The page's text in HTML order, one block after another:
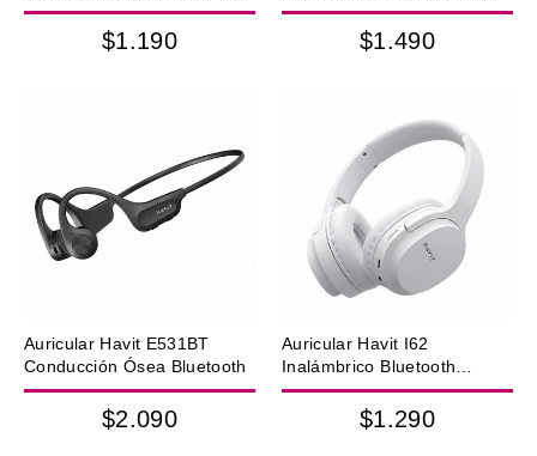
FM MicroSD IPX6
$1.190
Ósea – Beige
$1.490
Auricular Havit E531BT
Conducción Ósea Bluetooth
$2.090
Auricular Havit I62
Inalámbrico Bluetooth
Blanco
$1.290